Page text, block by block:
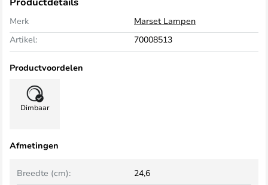
Merk
Marset Lampen
Artikel:
70008513
Productvoordelen
Dimbaar
Afmetingen
Breedte (cm):
24,6